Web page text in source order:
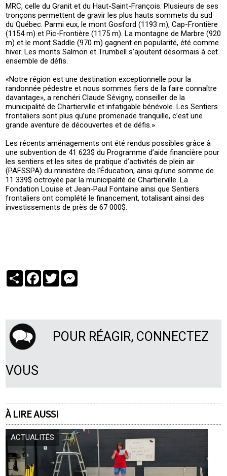
MRC, celle du Granit et du Haut-Saint-François. Plusieurs de ses
tronçons permettent de gravir les plus hauts sommets du sud
du Québec. Parmi eux, le mont Gosford (1193 m), Cap-Frontière
(1154 m) et Pic-Frontière (1175 m). La montagne de Marbre (920
m) et le mont Saddle (970 m) gagnent en popularité, été comme
hiver. Les monts Salmon et Trumbell s’ajoutent désormais à cet
ensemble de défis.
«Notre région est une destination exceptionnelle pour la
randonnée pédestre et nous sommes fiers de la faire connaître
davantage», a renchéri Claude Sévigny, conseiller de la
municipalité de Chartierville et infatigable bénévole. Les Sentiers
frontaliers sont plus qu’une promenade tranquille, c’est une
grande aventure de découvertes et de défis.»
Les récents aménagements ont été rendus possibles grâce à
une subvention de 41 623$ du Programme d’aide financière pour
les sentiers et les sites de pratique d’activités de plein air
(PAFSSPA) du ministère de l’Éducation, ainsi qu’une somme de
11 339$ octroyée par la municipalité de Chartierville. La
Fondation Louise et Jean-Paul Fontaine ainsi que Sentiers
frontaliers ont complété le financement, totalisant ainsi des
investissements de près de 67 000$.
PartagerFacebook
Twitter
POUR RÉAGIR, CONNECTEZ
VOUS
À LIRE AUSSI
ACTUALITÉS